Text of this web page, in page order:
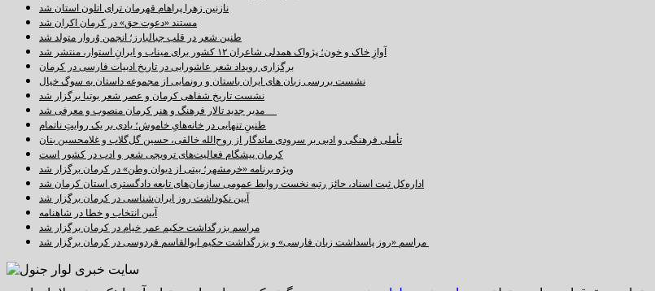
نازنین زهرا پراهام قهرمان ترای اتلون استان شد
مستند «دعوت حق» در کرمان اکران شد
طنین شعر در قلب جبالبارز؛ انجمن وُروار متولد شد
آوازِ خاک و خون؛ پژواک همدلی شاعران ۱۲ کشور برای میناب و ایرانِ استوار، منتشر شد
برگزاری رویداد شعر عاشورایی در تاریخ ادبیات فارسی در کرمان
نشست بررسی زبان های ایران باستان و رونمایی از مجموعه داستان به سوگ خیال
نشست تاریخ شفاهی کرمان و عصر شعر بوتیا برگزار شد
طنینِ تنهایی در خانه‌هایِ خاموش؛ یادی بر یک روایتِ ناتمام
تأملی فرهنگی و ادبی بر سرودی ماندگار از روح‌الله خالقی، حسین گل‌گلاب و غلامحسین بنان
کرمان پیشگام فعالیت‌های ترویجی شعر و ادب در کشور است
ویژه برنامه «خرمشهر؛ بیتی از دیوان وطن» در کرمان برگزار شد
اداره‌کل ثبت اسناد، حائز رتبه نخست روابط عمومی سازمان‌های تابعه دادگستری استان کرمان شد
آیین نکوداشت روز ایران‌شناسی در کرمان برگزار شد
آیین انتخاب و خطا در شاهنامه
مراسم بزرگداشت حکیم عمر خیام در کرمان برگزار شد